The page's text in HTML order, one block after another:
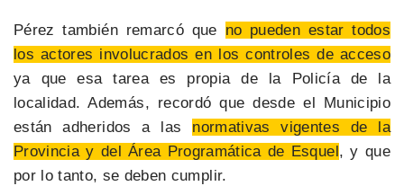
Pérez también remarcó que no pueden estar todos
los actores involucrados en los controles de acceso
ya que esa tarea es propia de la Policía de la
localidad. Además, recordó que desde el Municipio
están adheridos a las normativas vigentes de la
Provincia y del Área Programática de Esquel , y que
por lo tanto, se deben cumplir.